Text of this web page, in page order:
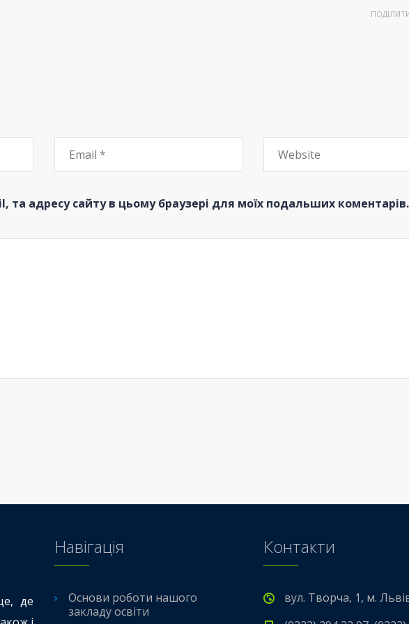
та адресу сайту в цьому браузері для моїх подальших коментарів.
де
Навігація
Основи роботи нашого
закладу освіти
Контакти
вул. Творча, 1, м.